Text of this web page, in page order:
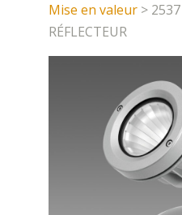
Mise en valeur> 2537
RÉFLECTEUR